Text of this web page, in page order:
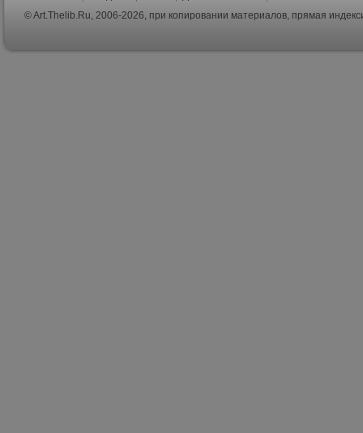
© Art.Thelib.Ru, 2006-2026, при копировании материалов, прямая